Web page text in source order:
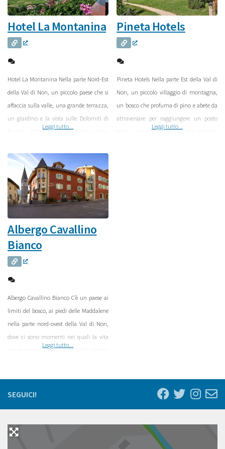
Hotel La Montanina
Hotel La Montanina Nella parte Nord-Est
della Val di Non, un piccolo paese che si
affaccia sulla valle, una grande terrazza,
un giardino e la vista sulle Dolomiti di
Brenta. All’hotel La Montanina trovi
scoperta di tantissimi posti
inaspettatamente spettacolari. L’hotel La
Montanina a Malosco è immerso nei
colori, la natura tutta intorno decide
Leggi tutto...
Pineta Hotels
Pineta Hotels Nella parte Est della Val di
Non, un piccolo villaggio di montagna,
un bosco che profuma di pino e abete da
attraversare per raggiungere un posto
bello, uno romantico, un altro giocoso,
Leggi tutto...
Albergo Cavallino
Bianco
Albergo Cavallino Bianco C’è un paese ai
limiti del bosco, ai piedi delle Maddalene
nella parte nord-ovest della Val di Non,
dove ci sono momenti nei quali la vita
scorre ancora lenta, dove certi sentieri
Leggi tutto...
SEGUICI!